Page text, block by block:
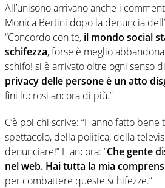
All’unisono arrivano anche i
Monica Bertini dopo la denuncia
“Concordo con te, il mondo social
schifezza, forse è meglio
schifo! si è arrivato oltre ogni senso
privacy delle persone è un atto
fini lucrosi ancora di più.”
C’è poi chi scrive: “Hanno fatto
spettacolo, della politica, della
denunciare!” E ancora: “Che gente
nel web. Hai tutta la mia
per combattere queste schifezze.”